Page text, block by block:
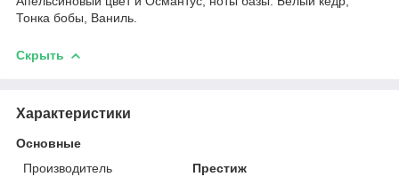
Тонка бобы, Ваниль.
Скрыть
Характеристики
Основные
Производитель
Престиж